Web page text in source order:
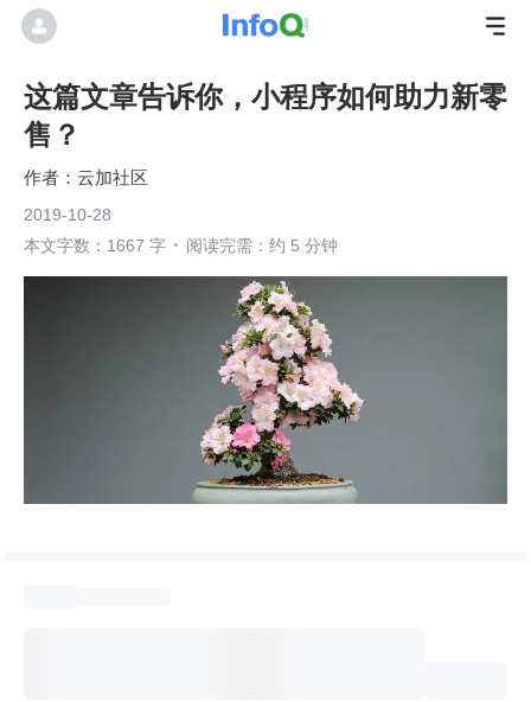
这篇文章告诉你，小程序如何助力新零
售？
云加社区
2019-10-28
本文字数：1667 字
阅读完需：约 5 分钟